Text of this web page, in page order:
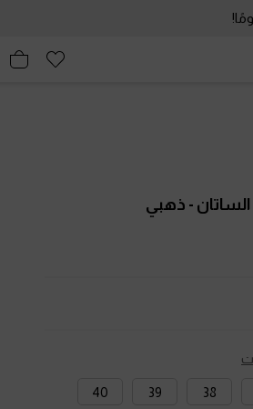
- ذهبي
38
39
40